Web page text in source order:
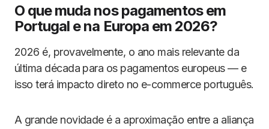
O que muda nos pagamentos em
Portugal e na Europa em 2026?
2026 é, provavelmente, o ano mais relevante da
última década para os pagamentos europeus — e
isso terá impacto direto no e-commerce português.
A grande novidade é a aproximação entre a aliança